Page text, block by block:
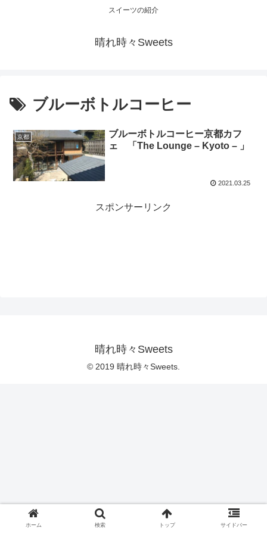
スイーツの紹介
晴れ時々Sweets
ブルーボトルコーヒー
京都
ブルーボトルコーヒー京都カフ
ェ 「The Lounge – Kyoto – 」
2021.03.25
スポンサーリンク
晴れ時々Sweets
© 2019 晴れ時々Sweets.
ホーム 検索 トップ サイドバー